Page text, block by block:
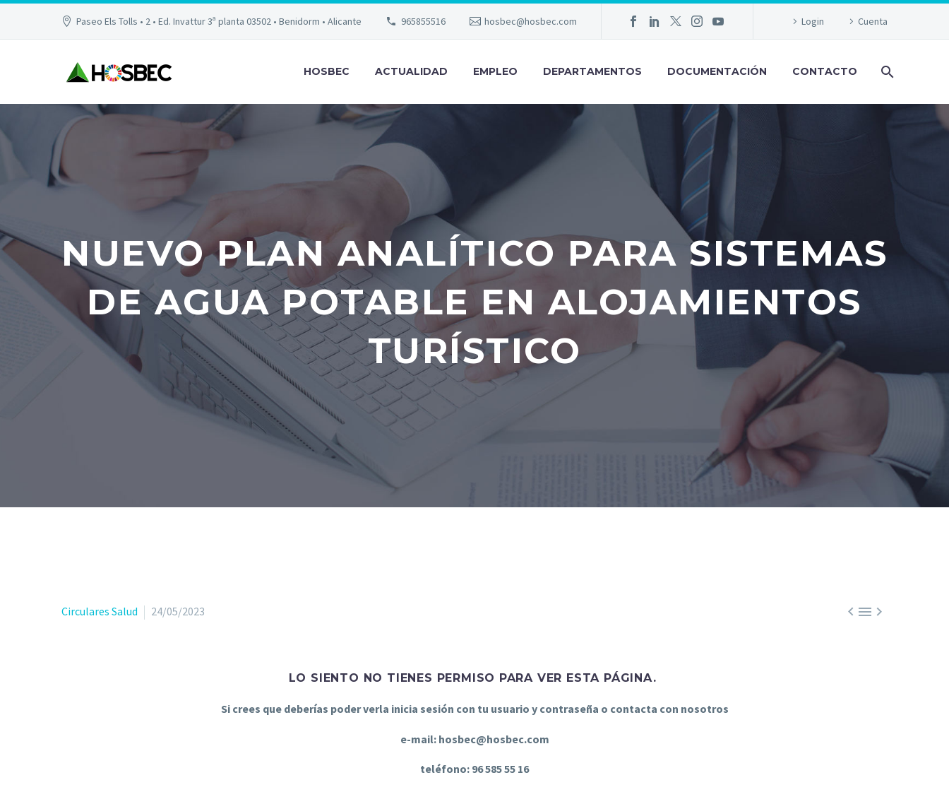
Paseo Els Tolls • 2 • Ed. Invattur 3ª planta 03502 • Benidorm • Alicante 965855516 hosbec@hosbec.com Login Cuenta
HOSBEC ACTUALIDAD EMPLEO DEPARTAMENTOS DOCUMENTACIÓN CONTACTO
NUEVO PLAN ANALÍTICO PARA SISTEMAS
DE AGUA POTABLE EN ALOJAMIENTOS
TURÍSTICO

Circulares Salud 24/05/2023
LO SIENTO NO TIENES PERMISO PARA VER ESTA PÁGINA.
Si crees que deberías poder verla inicia sesión con tu usuario y contraseña o contacta con nosotros
e-mail: hosbec@hosbec.com
teléfono: 96 585 55 16